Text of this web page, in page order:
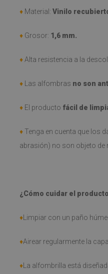
♦ Material: Vinilo
♦ Grosor: 1,6 mm.
♦ Alta resistencia a la
♦ Las alfombras no son
♦ El producto fácil de
♦ Tenga en cuenta que los
abrasión) no son objeto de
¿Cómo cuidar el
♦Limpiar con un paño
♦Airear regularmente la
♦La alfombrilla está